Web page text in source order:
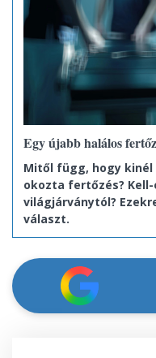
Egy újabb halálos
Mitől függ, hogy
okozta fertőzés?
világjárványtól?
választ.